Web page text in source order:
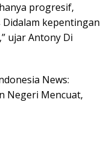
progresif,
kepentingan
ujar Antony Di
News:
Negeri Mencuat,